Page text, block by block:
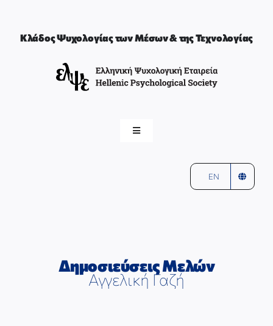
περιεχόμενο
Κλάδος Ψυχολογίας των Μέσων & της Τεχνολογίας
Toggle
ΕΠΙΣΤΗΜΟΝΙΚΕΣ ΕΚΔΗΛΩΣΕΙΣ
EN
Δημοσιεύσεις Μελών
Αγγελική Γαζή